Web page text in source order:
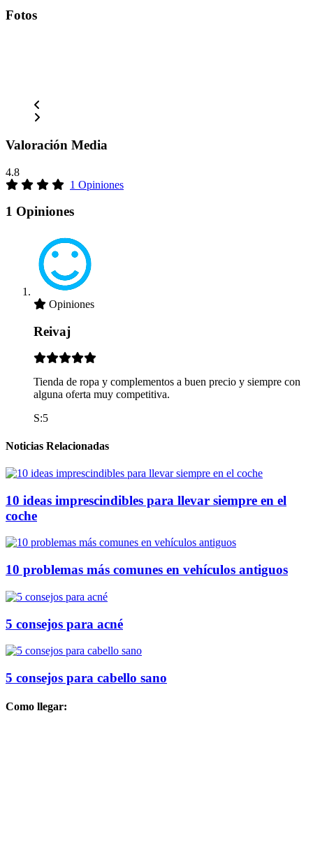
Fotos
Valoración Media
4.8
1 Opiniones
1 Opiniones
Opiniones
Reivaj
Tienda de ropa y complementos a buen precio y siempre con
alguna oferta muy competitiva.
S:5
Noticias Relacionadas
10 ideas imprescindibles para llevar siempre en el
coche
10 problemas más comunes en vehículos antiguos
5 consejos para acné
5 consejos para cabello sano
Como llegar: